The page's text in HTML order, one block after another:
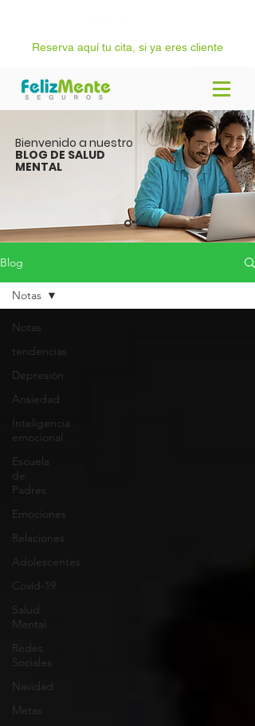
Reserva aquí tu cita, si ya eres cliente
Bienvenido a nuestro
BLOG DE SALUD
MENTAL
Blog
Notas
tendencias
Depresión
Ansiedad
Inteligencia
emocional
Escuela
de
Padres
Emociones
Relaciones
Adolescentes
Covid-19
Salud
Mental
Redes
Sociales
Navidad
Metas
Notas